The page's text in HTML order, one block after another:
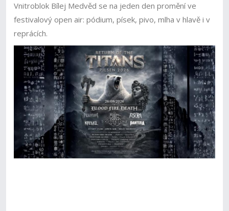
Vnitroblok Bílej Medvěd se na jeden den promění ve
festivalový open air: pódium, písek, pivo, mlha v hlavě i v
reprácích.